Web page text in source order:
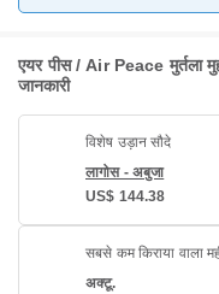
एयर पीस / Air Peace मुर्तला
जानकारी
विशेष उड़ान सौदे
लागोस - अबुजा
US$ 144.38
सबसे कम किराया वाला
अक्टू.